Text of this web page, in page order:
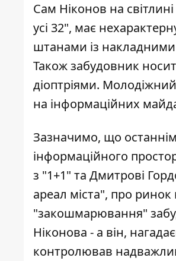
Сам Ніконов на
усі 32", має
штанами із
Також забудовник
діоптріями.
на інформаційних
Зазначимо, що
інформаційного
з "1+1" та Дмитрові
ареал міста", про ринок
"закошмарювання"
Ніконова - а він,
контролював